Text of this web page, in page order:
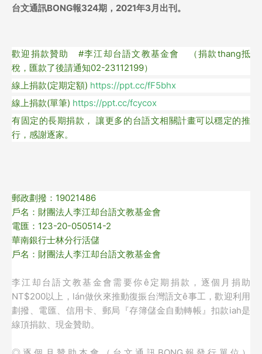
台文通訊BONG報324期，2021年3月出刊。
歡迎捐款贊助 #李江却台語文教基金會 （捐款thang抵
稅，匯款了後請通知02-23112199）
線上捐款(定期定額) https://ppt.cc/fF5bhx
線上捐款(單筆) https://ppt.cc/fcycox
有固定的長期捐款， 讓更多的台語文相關計畫可以穩定的推
行，感謝逐家。
郵政劃撥：19021486
戶名：財團法人李江却台語文教基金會
電匯：123-20-050514-2
華南銀行士林分行活儲
戶名：財團法人李江却台語文教基金會
李江却台語文教基金會需要你ê定期捐款，逐個月捐助
NT$200以上，lán做伙來推動復振台灣語文ê事工，歡迎利用
劃撥、電匯、信用卡、郵局『存簿儲金自動轉帳』扣款iah是
線頂捐款、現金贊助。